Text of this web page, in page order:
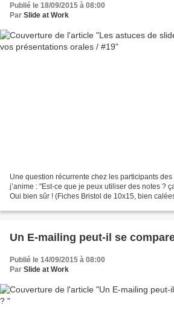
Publié le 18/09/2015 à 08:00
Par Slide at Work
Une question récurrente chez les participants
j’anime : "Est-ce que je peux utiliser des notes ?
Oui bien sûr ! (Fiches Bristol de 10x15, bien
Un E-mailing peut-il se
Publié le 14/09/2015 à 08:00
Par Slide at Work